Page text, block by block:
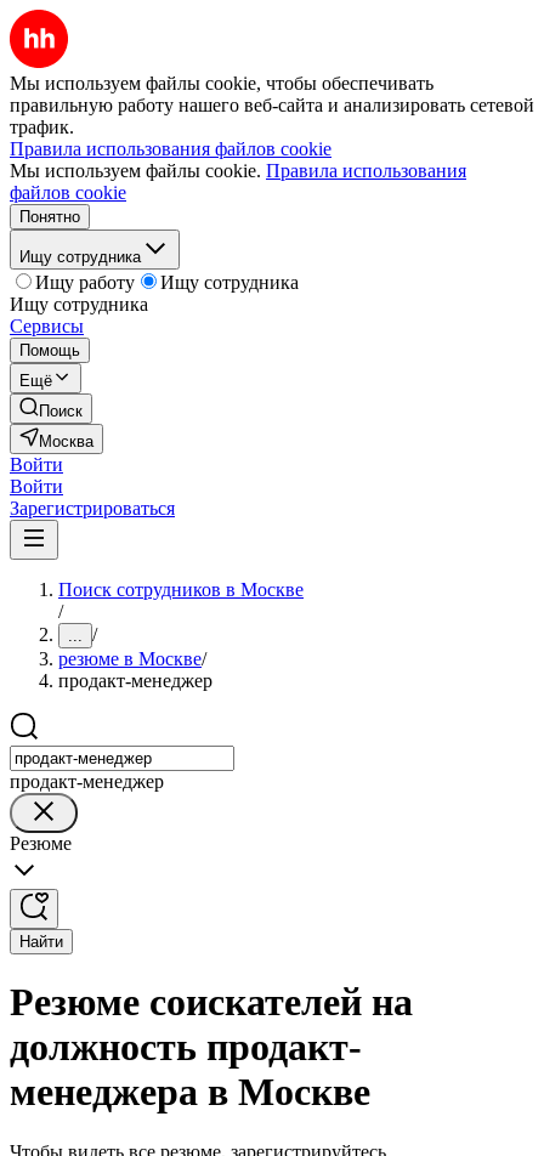
Мы используем файлы cookie, чтобы обеспечивать
правильную работу нашего веб-сайта и анализировать сетевой
трафик.
Правила использования файлов cookie
Мы используем файлы cookie. Правила использования
файлов cookie
Понятно
Ищу сотрудника
Ищу работу
Ищу сотрудника
Ищу сотрудника
Сервисы
Помощь
Ещё
Поиск
Москва
Войти
Войти
Зарегистрироваться
Поиск сотрудников в Москве
/
... /
резюме в Москве/
продакт-менеджер
продакт-менеджер
Резюме
Найти
Резюме соискателей на
должность продакт-
менеджера в Москве
Чтобы видеть все резюме, зарегистрируйтесь